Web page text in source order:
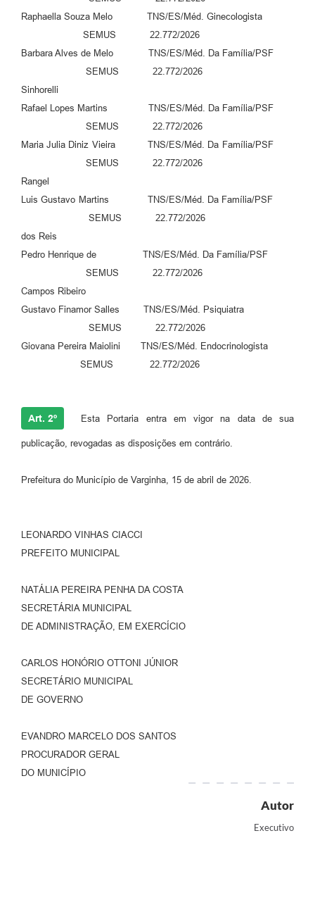
Raphaella Souza Melo TNS/ES/Méd. Ginecologista
SEMUS 22.772/2026
Barbara Alves de Melo TNS/ES/Méd. Da Família/PSF
SEMUS 22.772/2026
Sinhorelli
Rafael Lopes Martins TNS/ES/Méd. Da Família/PSF
SEMUS 22.772/2026
Maria Julia Diniz Vieira TNS/ES/Méd. Da Família/PSF
SEMUS 22.772/2026
Rangel
Luis Gustavo Martins TNS/ES/Méd. Da Família/PSF
SEMUS 22.772/2026
dos Reis
Pedro Henrique de TNS/ES/Méd. Da Família/PSF
SEMUS 22.772/2026
Campos Ribeiro
Gustavo Finamor Salles TNS/ES/Méd. Psiquiatra
SEMUS 22.772/2026
Giovana Pereira Maiolini TNS/ES/Méd. Endocrinologista
SEMUS 22.772/2026
Art. 2º Esta Portaria entra em vigor na data de sua
publicação, revogadas as disposições em contrário.
Prefeitura do Município de Varginha, 15 de abril de 2026.
LEONARDO VINHAS CIACCI
PREFEITO MUNICIPAL
NATÁLIA PEREIRA PENHA DA COSTA
SECRETÁRIA MUNICIPAL
DE ADMINISTRAÇÃO, EM EXERCÍCIO
CARLOS HONÓRIO OTTONI JÚNIOR
SECRETÁRIO MUNICIPAL
DE GOVERNO
EVANDRO MARCELO DOS SANTOS
PROCURADOR GERAL
DO MUNICÍPIO
Autor
Executivo